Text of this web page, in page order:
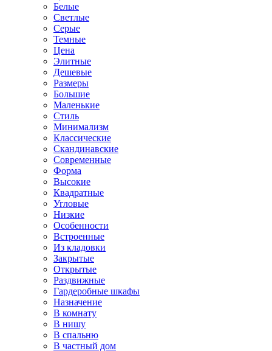
Белые
Светлые
Серые
Темные
Цена
Элитные
Дешевые
Размеры
Большие
Маленькие
Стиль
Минимализм
Классические
Скандинавские
Современные
Форма
Высокие
Квадратные
Угловые
Низкие
Особенности
Встроенные
Из кладовки
Закрытые
Открытые
Раздвижные
Гардеробные шкафы
Назначение
В комнату
В нишу
В спальню
В частный дом